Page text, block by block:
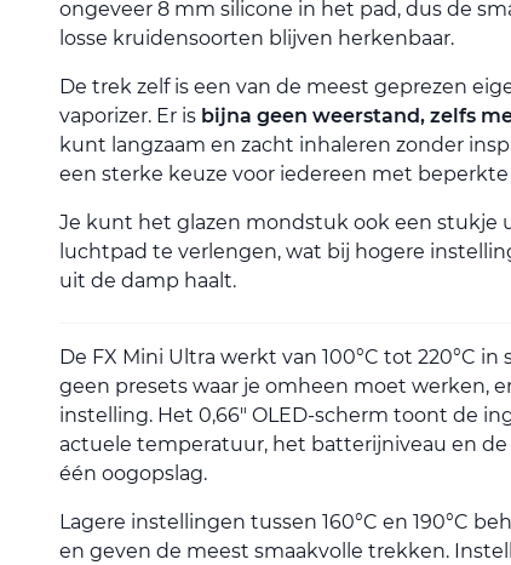
ongeveer 8 mm silicone in het pad, dus de
losse kruidensoorten blijven herkenbaar.
De trek zelf is een van de meest geprezen
vaporizer. Er is bijna geen weerstand, zelfs
kunt langzaam en zacht inhaleren zonder
een sterke keuze voor iedereen met
Je kunt het glazen mondstuk ook een stukje
luchtpad te verlengen, wat bij hogere
uit de damp haalt.
De FX Mini Ultra werkt van 100°C tot 220°C in
geen presets waar je omheen moet werken,
instelling. Het 0,66" OLED-scherm toont de
actuele temperatuur, het batterijniveau en de
één oogopslag.
Lagere instellingen tussen 160°C en 190°C
en geven de meest smaakvolle trekken.